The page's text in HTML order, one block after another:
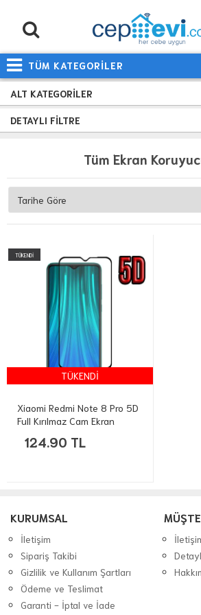
TÜM KATEGORİLER
ALT KATEGORILER
DETAYLI FILTRE
Tüm Ekran
TÜKENDİ
TÜKENDİ
Xiaomi Redmi Note 8 Pro 5D
Full Kırılmaz Cam Ekran
124.90 TL
KURUMSAL
İletişim
Sipariş Takibi
Gizlilik ve Kullanım Şartları
Ödeme ve Teslimat
Garanti - İptal ve İade